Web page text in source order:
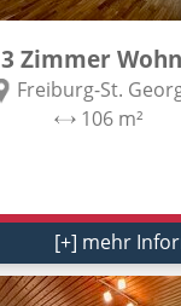
3 Zimmer
Freiburg-St.
106 m²
[+] mehr